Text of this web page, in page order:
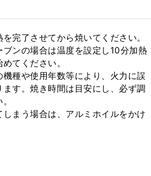
完了させてから焼いてください。
ンの場合は温度を設定し10分加熱
てください。
機種や使用年数等により、火力に誤
す。焼き時間は目安にし、必ず調
まう場合は、アルミホイルをかけ